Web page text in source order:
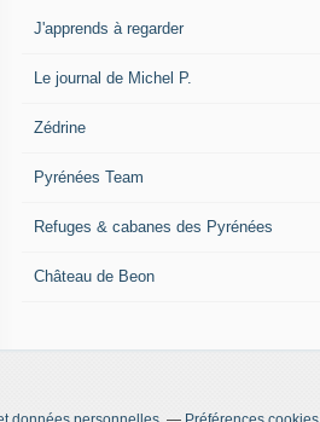
J'apprends à regarder
Le journal de Michel P.
Zédrine
Pyrénées Team
Refuges & cabanes des Pyrénées
Château de Beon